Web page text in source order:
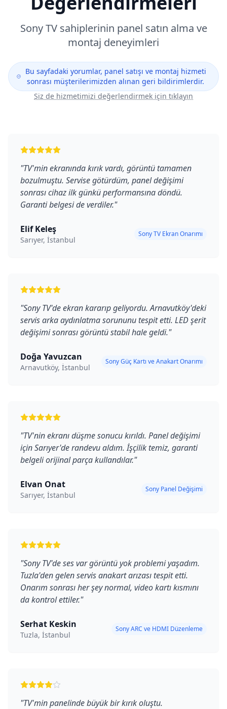
SonyTV sahiplerinin panel satın alma ve
montaj deneyimleri
Bu sayfadaki yorumlar, panel satışı ve montaj hizmeti
sonrası müşterilerimizden alınan geri bildirimlerdir.
Siz de hizmetimizi değerlendirmek için tıklayın
"TV'min ekranında kırık vardı, görüntü tamamen
bozulmuştu. Servise götürdüm, panel değişimi
sonrası cihaz ilk günkü performansına döndü.
Garanti belgesi de verdiler."
Elif Keleş
Sarıyer, İstanbul
Sony TV Ekran Onarımı
"Sony TV'de ekran kararıp geliyordu. Arnavutköy'deki
servis arka aydınlatma sorununu tespit etti. LED şerit
değişimi sonrası görüntü stabil hale geldi."
Doğa Yavuzcan
Arnavutköy, İstanbul
Sony Güç Kartı ve Anakart Onarımı
"TV'nin ekranı düşme sonucu kırıldı. Panel değişimi
için Sarıyer'de randevu aldım. İşçilik temiz, garanti
belgeli orijinal parça kullandılar."
Elvan Onat
Sarıyer, İstanbul
Sony Panel Değişimi
"Sony TV'de ses var görüntü yok problemi yaşadım.
Tuzla'den gelen servis anakart arızası tespit etti.
Onarım sonrası her şey normal, video kartı kısmını
da kontrol ettiler."
Serhat Keskin
Tuzla, İstanbul
Sony ARC ve HDMI Düzenleme
"TV'min panelinde büyük bir kırık oluştu.